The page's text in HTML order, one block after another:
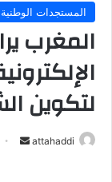
المستجدات الوطنية
المغرب
لتكوين
attahaddi